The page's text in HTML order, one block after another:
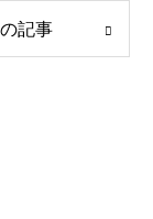
記事